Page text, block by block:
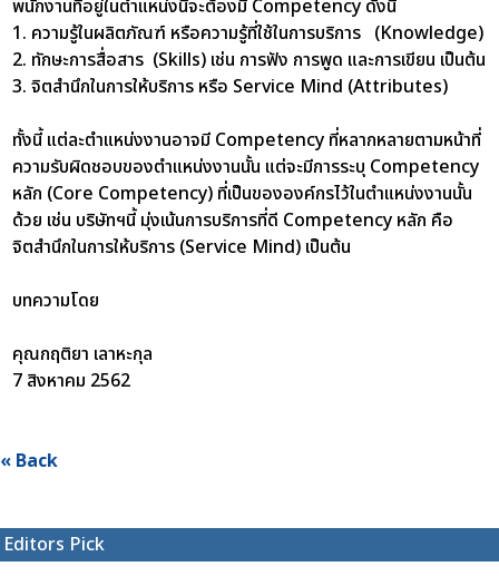
พนักงานที่อยู่ในตำแหน่งนี้จะต้องมี Competency ดังนี้
1. ความรู้ในผลิตภัณฑ์ หรือความรู้ที่ใช้ในการบริการ (Knowledge)
2. ทักษะการสื่อสาร (Skills) เช่น การฟัง การพูด และการเขียน เป็นต้น
3. จิตสำนึกในการให้บริการ หรือ Service Mind (Attributes)
ทั้งนี้ แต่ละตำแหน่งงานอาจมี Competency ที่หลากหลายตามหน้าที่
ความรับผิดชอบของตำแหน่งงานนั้น แต่จะมีการระบุ Competency
หลัก (Core Competency) ที่เป็นขององค์กรไว้ในตำแหน่งงานนั้น
ด้วย เช่น บริษัทฯนี้ มุ่งเน้นการบริการที่ดี Competency หลัก คือ
จิตสำนึกในการให้บริการ (Service Mind) เป็นต้น
บทความโดย
คุณกฤติยา เลาหะกุล
7 สิงหาคม 2562
« Back
Editors Pick